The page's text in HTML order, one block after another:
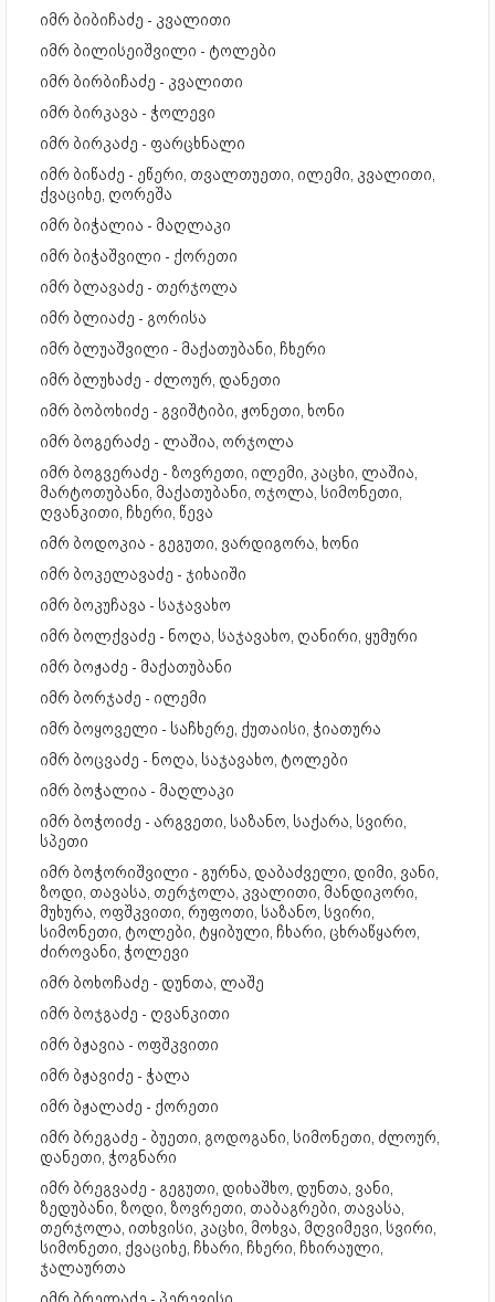
იმრ ბიბიჩაძე - კვალითი
იმრ ბილისეიშვილი - ტოლები
იმრ ბირბიჩაძე - კვალითი
იმრ ბირკავა - ჭოლევი
იმრ ბირკაძე - ფარცხნალი
იმრ ბიწაძე - ეწერი, თვალთუეთი, ილემი, კვალითი,
ქვაციხე, ღორეშა
იმრ ბიჭალია - მაღლაკი
იმრ ბიჭაშვილი - ქორეთი
იმრ ბლავაძე - თერჯოლა
იმრ ბლიაძე - გორისა
იმრ ბლუაშვილი - მაქათუბანი, ჩხერი
იმრ ბლუხაძე - ძლოურ, დანეთი
იმრ ბობოხიძე - გვიშტიბი, ჟონეთი, ხონი
იმრ ბოგერაძე - ლაშია, ორჯოლა
იმრ ბოგვერაძე - ზოვრეთი, ილემი, კაცხი, ლაშია,
მარტოთუბანი, მაქათუბანი, ოჯოლა, სიმონეთი,
ღვანკითი, ჩხერი, წევა
იმრ ბოდოკია - გეგუთი, ვარდიგორა, ხონი
იმრ ბოკელავაძე - ჯიხაიში
იმრ ბოკუჩავა - საჯავახო
იმრ ბოლქვაძე - ნოღა, საჯავახო, ღანირი, ყუმური
იმრ ბოჟაძე - მაქათუბანი
იმრ ბორჯაძე - ილემი
იმრ ბოყოველი - საჩხერე, ქუთაისი, ჭიათურა
იმრ ბოცვაძე - ნოღა, საჯავახო, ტოლები
იმრ ბოჭალია - მაღლაკი
იმრ ბოჭოიძე - არგვეთი, საზანო, საქარა, სვირი,
სპეთი
იმრ ბოჭორიშვილი - გურნა, დაბაძველი, დიმი, ვანი,
ზოდი, თავასა, თერჯოლა, კვალითი, მანდიკორი,
მუხურა, ოფშკვითი, რუფოთი, საზანო, სვირი,
სიმონეთი, ტოლები, ტყიბული, ჩხარი, ცხრაწყარო,
ძიროვანი, ჭოლევი
იმრ ბოხოჩაძე - დუნთა, ლაშე
იმრ ბოჯგაძე - ღვანკითი
იმრ ბჟავია - ოფშკვითი
იმრ ბჟავიძე - ჭალა
იმრ ბჟალაძე - ქორეთი
იმრ ბრეგაძე - ბუეთი, გოდოგანი, სიმონეთი, ძლოურ,
დანეთი, ჭოგნარი
იმრ ბრეგვაძე - გეგუთი, დიხაშხო, დუნთა, ვანი,
ზედუბანი, ზოდი, ზოვრეთი, თაბაგრები, თავასა,
თერჯოლა, ითხვისი, კაცხი, მოხვა, მღვიმევი, სვირი,
სიმონეთი, ქვაციხე, ჩხარი, ჩხერი, ჩხირაული,
ჯალაურთა